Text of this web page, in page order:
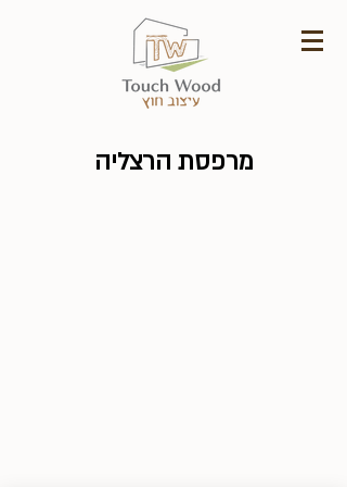
מרפסת הרצליה